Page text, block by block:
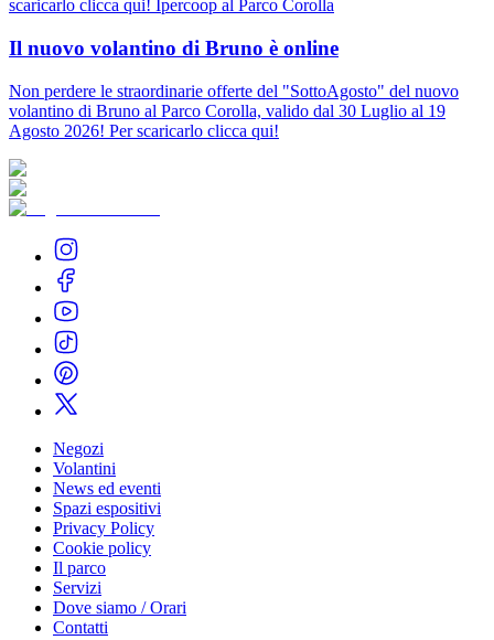
scaricarlo clicca qui! Ipercoop al Parco Corolla
Il nuovo volantino di Bruno è online
Non perdere le straordinarie offerte del "SottoAgosto" del nuovo
volantino di Bruno al Parco Corolla, valido dal 30 Luglio al 19
Agosto 2026! Per scaricarlo clicca qui!
Negozi
Volantini
News ed eventi
Spazi espositivi
Privacy Policy
Cookie policy
Il parco
Servizi
Dove siamo / Orari
Contatti